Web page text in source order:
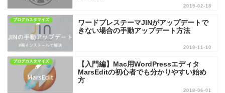
2019-02-18
ブログカスタマイズ
ワードプレステーマJINがアップデートで
きない場合の手動アップデート方法
2018-11-10
ブログカスタマイズ
【入門編】Mac用WordPressエディタ
MarsEditの初心者でも分かりやすい始め
方
2018-06-01